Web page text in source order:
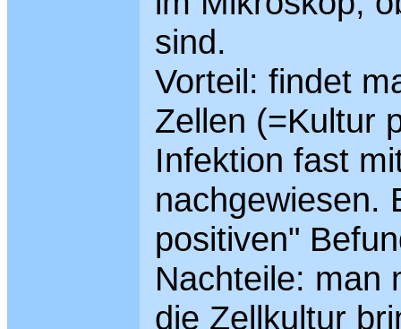
sind.
Vorteil: findet
Zellen (=Kultur
Infektion fast
nachgewiesen.
positiven"
Nachteile: man
die Zellkultur